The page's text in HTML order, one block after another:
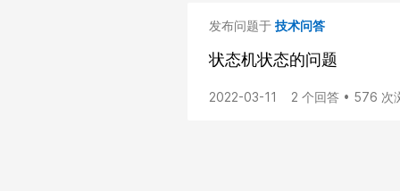
发布问题于 技术问答
状态机状态的问题
2022-03-11 2 个回答 • 576 次